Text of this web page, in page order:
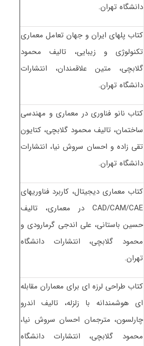
دانشگاه تهران.
کتاب پل‏های ایران و جهان تعامل معماری
تکنولوژی و زیبایی، تالیف محمود
گلابچی، متین علاقمندان، انتشارات
دانشگاه تهران.
کتاب نانو فناوری در معماری و مهندسی
ساختمان، تالیف محمود گلابچی، کتایون
تقی زاده و احسان سروش نیا، انتشارات
دانشگاه تهران.
کتاب معماری دیجیتال، کاربرد فناوری‏های
CAD/CAM/CAE در معماری، تالیف
حسین باستانی، علی اندجی گرمارودی و
محمود گلابچی، انتشارات دانشگاه
تهران.
کتاب طراحی لرزه ‏ای برای معماران مقابله
‏ای هوشمندانه با زلزله، تالیف اندرو
چارلسون، مترجمان احسان سروش نیا،
محمود گلابچی، انتشارات دانشگاه